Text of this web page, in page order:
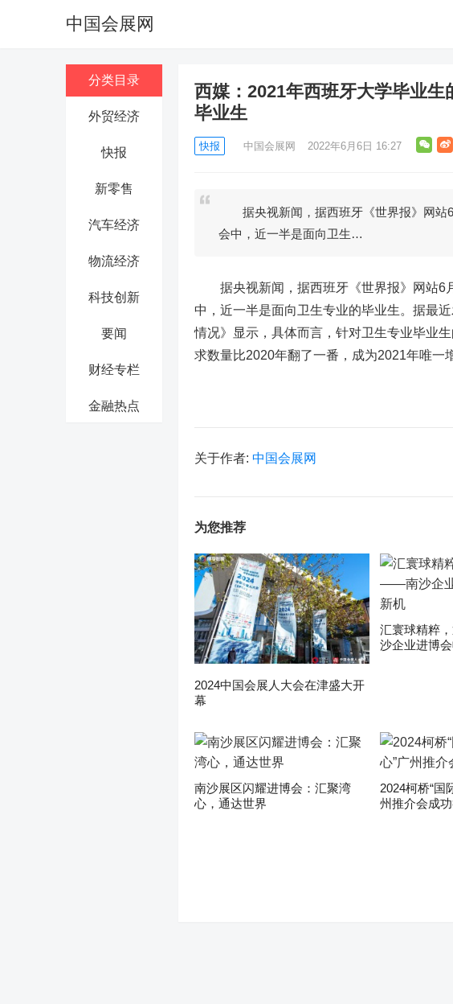
中国会展网
分类目录
外贸经济
快报
新零售
汽车经济
物流经济
科技创新
要闻
财经专栏
金融热点
西媒：2021年西班牙大学毕业
毕业生
快报 中国会展网 2022年6月6日 16:27
据央视新闻，据西班牙《世界报》网站6
会中，近一半是面向卫生…
据央视新闻，据西班牙《世界报》网站6
中，近一半是面向卫生专业的毕业生。据最
情况》显示，具体而言，针对卫生专业毕业
求数量比2020年翻了一番，成为2021年唯一
关于作者: 中国会展网
为您推荐
2024中国会展人大会在津盛大开
幕
汇寰球精粹
沙企业进博
南沙展区闪耀进博会：汇聚湾
心，通达世界
2024柯桥“国
州推介会成功